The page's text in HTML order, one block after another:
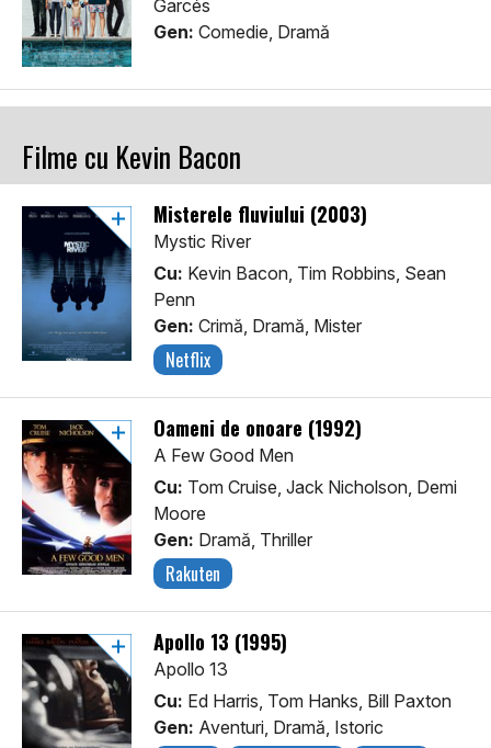
Garcés
Gen: Comedie, Dramă
Filme cu Kevin Bacon
Misterele fluviului (2003)
Mystic River
Cu: Kevin Bacon, Tim Robbins, Sean
Penn
Gen: Crimă, Dramă, Mister
Netflix
Oameni de onoare (1992)
A Few Good Men
Cu: Tom Cruise, Jack Nicholson, Demi
Moore
Gen: Dramă, Thriller
Rakuten
Apollo 13 (1995)
Apollo 13
Cu: Ed Harris, Tom Hanks, Bill Paxton
Gen: Aventuri, Dramă, Istoric